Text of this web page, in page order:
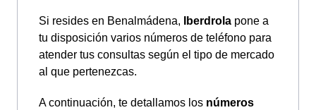
Si resides en Benalmádena, Iberdrola pone a
tu disposición varios números de teléfono para
atender tus consultas según el tipo de mercado
al que pertenezcas.
A continuación, te detallamos los números